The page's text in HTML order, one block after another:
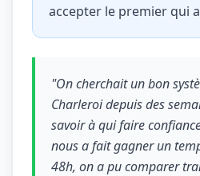
accepter le premier qui
"On cherchait un bon
Charleroi depuis des
savoir à qui faire
nous a fait gagner un
48h, on a pu comparer